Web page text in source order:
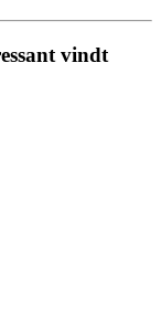
vindt